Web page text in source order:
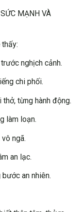
MẠNH VÀ
nghịch cảnh.
chi phối.
từng hành động.
làm loạn.
ngã.
an lạc.
an nhiên.